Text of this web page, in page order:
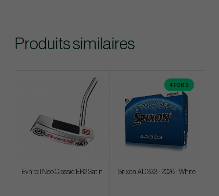
Produits similaires
Evnroll Neo Classic ER2 Satin
4 FOR 3
Srixon AD 333 - 2026 - White